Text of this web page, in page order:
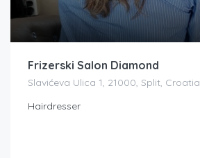
Frizerski Salon Diamond
Slavićeva Ulica 1, 21000, Split, Croatia
Hairdresser